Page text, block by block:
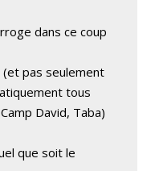
dans ce coup
pas seulement
tous
David, Taba)
que soit le